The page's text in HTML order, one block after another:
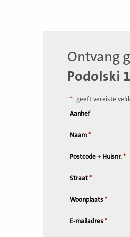
Ontvang
Podolski
"*" geeft vereiste
Aanhef
Naam *
Postcode + Huisnr. *
Straat *
Woonplaats *
E-mailadres *